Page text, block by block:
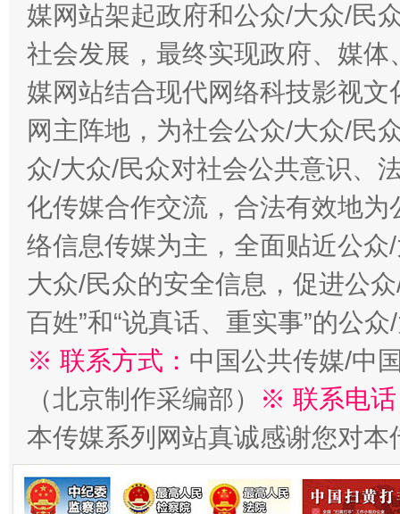
全民健身五年计划来了！等你上场
阿坝州三大球赛在茂县开幕 规模
媒网站架起政府和公众/大众/民
社会发展，最终实现政府、媒
媒网站结合现代网络科技影视
网主阵地，为社会公众/大众/民
众/大众/民众对社会公共意识、
化传媒合作交流，合法有效地
络信息传媒为主，全面贴近公
大众/民众的安全信息，促进公
百姓”和“说真话、重实事”的公
※ 联系方式： 中国公共传媒/中
（北京制作采编部）
※ 联系电
本传媒系列网站真诚感谢您对